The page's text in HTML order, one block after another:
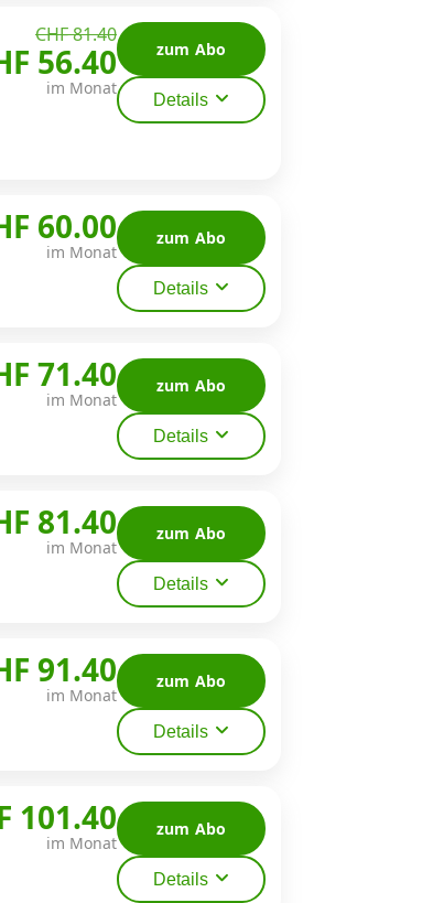
CHF 81.40
56.40
im Monat
zum Abo
Details
60.00
im Monat
zum Abo
Details
71.40
im Monat
zum Abo
Details
81.40
im Monat
zum Abo
Details
91.40
im Monat
zum Abo
Details
101.40
im Monat
zum Abo
Details